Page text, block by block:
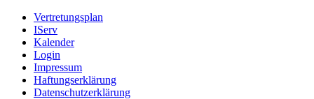
Vertretungsplan
IServ
Kalender
Login
Impressum
Haftungserklärung
Datenschutzerklärung